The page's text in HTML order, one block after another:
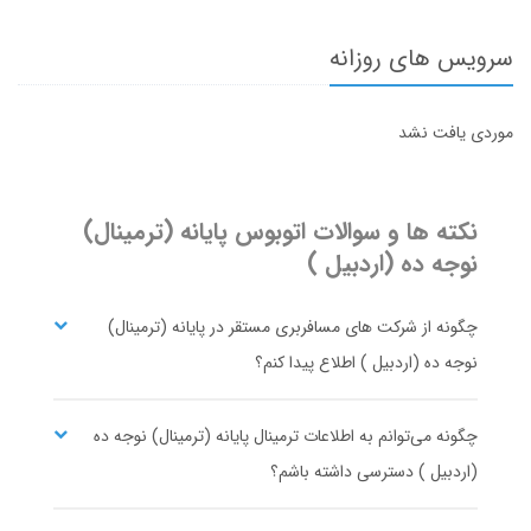
سرویس های روزانه
موردی یافت نشد
نکته ها و سوالات اتوبوس پایانه (ترمینال)
نوجه ده (اردبیل )
چگونه از شرکت های مسافربری مستقر در پایانه (ترمینال)
نوجه ده (اردبیل ) اطلاع پیدا کنم؟
چگونه می‌توانم به اطلاعات ترمینال پایانه (ترمینال) نوجه ده
(اردبیل ) دسترسی داشته باشم؟